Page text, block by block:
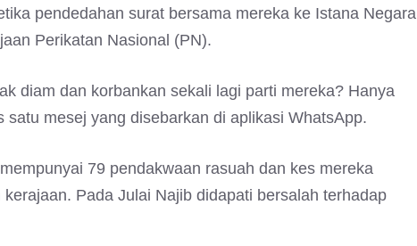
pendedahan surat bersama mereka ke Istana Negara
Perikatan Nasional (PN).
diam dan korbankan sekali lagi parti mereka? Hanya
mesej yang disebarkan di aplikasi WhatsApp.
79 pendakwaan rasuah dan kes mereka
Pada Julai Najib didapati bersalah terhadap